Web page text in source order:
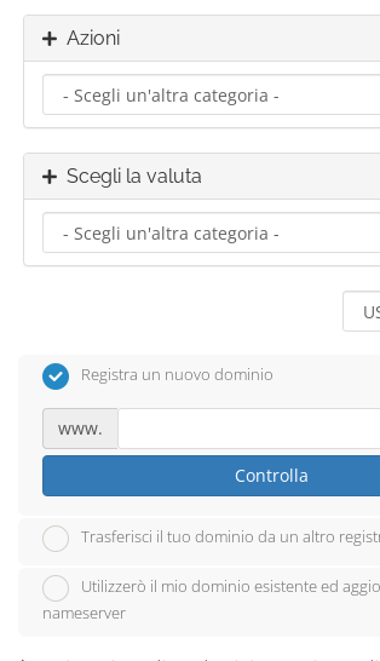
Azioni
Scegli la valuta
Registra un nuovo dominio
www.
Controlla
Trasferisci il tuo dominio da un altro
Utilizzerò il mio dominio esistente ed
nameserver